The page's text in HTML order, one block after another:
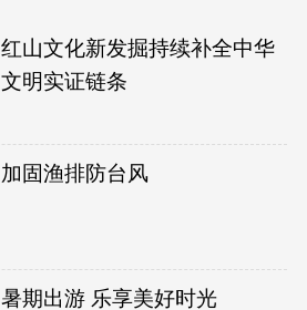
红山文化新发掘持续补全中华
文明实证链条
加固渔排防台风
暑期出游 乐享美好时光